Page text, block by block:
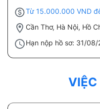
Từ 15.000.000 VND
Cần Thơ, Hà Nội, Hồ
Hạn nộp hồ sơ: 31/08/